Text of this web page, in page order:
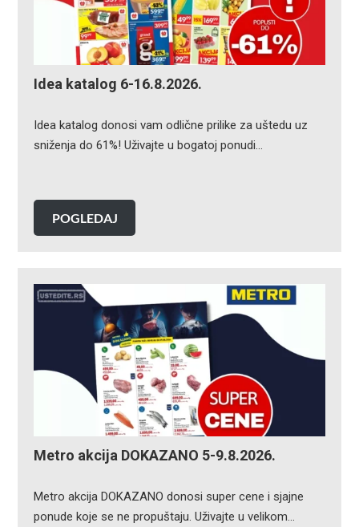
Idea katalog 6-16.8.2026.
Idea katalog donosi vam odlične prilike za uštedu uz
sniženja do 61%! Uživajte u bogatoj ponudi…
POGLEDAJ
Metro akcija DOKAZANO 5-9.8.2026.
Metro akcija DOKAZANO donosi super cene i sjajne
ponude koje se ne propuštaju. Uživajte u velikom…